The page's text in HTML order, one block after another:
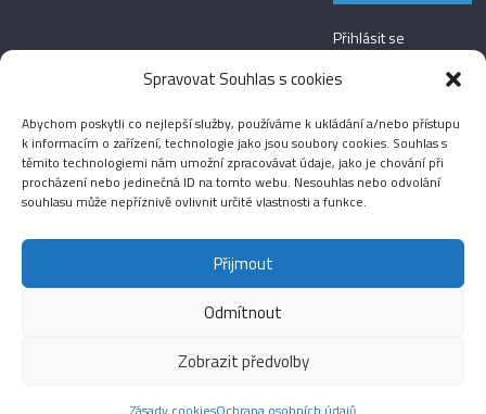
Spravovat Souhlas s cookies
Abychom poskytli co nejlepší služby, používáme k ukládání a/nebo přístupu
k informacím o zařízení, technologie jako jsou soubory cookies. Souhlas s
těmito technologiemi nám umožní zpracovávat údaje, jako je chování při
procházení nebo jedinečná ID na tomto webu. Nesouhlas nebo odvolání
souhlasu může nepříznivě ovlivnit určité vlastnosti a funkce.
Přijmout
Odmítnout
Zobrazit předvolby
Přihlásit se
Zdroj kanálů
Kanál komentářů
Česká lokalizace
Fotografie Audio
Copyright © 2026Média IKSŽ. All rights reserved.
Theme: ColorMag Pro byThemeGrill. Drevet av